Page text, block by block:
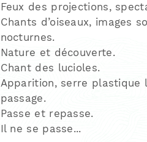
Feux des projections,
Chants d’oiseaux, images
nocturnes.
Nature et découverte.
Chant des lucioles.
Apparition, serre plastique
passage.
Passe et repasse.
Il ne se passe...